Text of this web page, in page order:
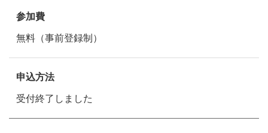
参加費
無料（事前登録制）
申込方法
受付終了しました